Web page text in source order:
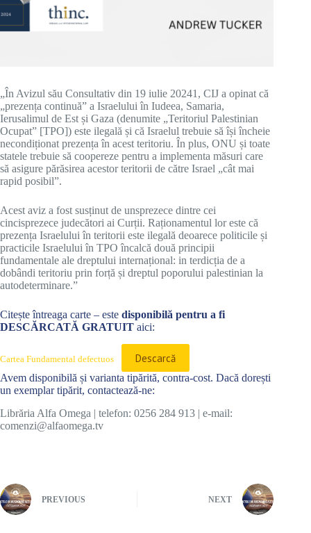
„În Avizul său Consultativ din 19 iulie 20241, CIJ a opinat că
„prezența continuă” a Israelului în Iudeea, Samaria,
Ierusalimul de Est și Gaza (denumite „Teritoriul Palestinian
Ocupat” [TPO]) este ilegală și că Israelul trebuie să își încheie
necondiționat prezența în acest teritoriu. În plus, ONU și toate
statele trebuie să coopereze pentru a implementa măsuri care
să asigure părăsirea acestor teritorii de către Israel „cât mai
rapid posibil”.
Acest aviz a fost susținut de unsprezece dintre cei
cincisprezece judecători ai Curții. Raționamentul lor este că
prezența Israelului în teritorii este ilegală deoarece politicile și
practicile Israelului în TPO încalcă două principii
fundamentale ale dreptului internațional: in terdicția de a
dobândi teritoriu prin forță și dreptul poporului palestinian la
autodeterminare.”
Citește întreaga carte – este disponibilă pentru a fi
DESCĂRCATĂ GRATUIT aici:
Cartea Fundamental defectuos Descarcă
Avem disponibilă și varianta tipărită, contra-cost. Dacă dorești
un exemplar tipărit, contactează-ne:
Librăria Alfa Omega | telefon: 0256 284 913 | e-mail:
comenzi@alfaomega.tv
PREVIOUS NEXT